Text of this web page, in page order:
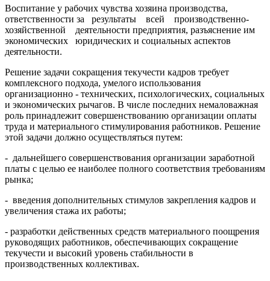
Воспитание у рабочих чувства хозяина производства,
ответственности за результаты всей производственно-
хозяйственной деятельности предприятия, разъяснение им
экономических юридических и социальных аспектов
деятельности.
Решение задачи сокращения текучести кадров требует
комплексного подхода, умелого использования
организационно - технических, психологических, социальных
и экономических рычагов. В числе последних немаловажная
роль принадлежит совершенствованию организации оплаты
труда и материального стимулирования работников. Решение
этой задачи должно осуществляться путем:
- дальнейшего совершенствования организации заработной
платы с целью ее наиболее полного соответствия требованиям
рынка;
- введения дополнительных стимулов закрепления кадров и
увеличения стажа их работы;
- разработки действенных средств материального поощрения
руководящих работников, обеспечивающих сокращение
текучести и высокий уровень стабильности в
производственных коллективах.